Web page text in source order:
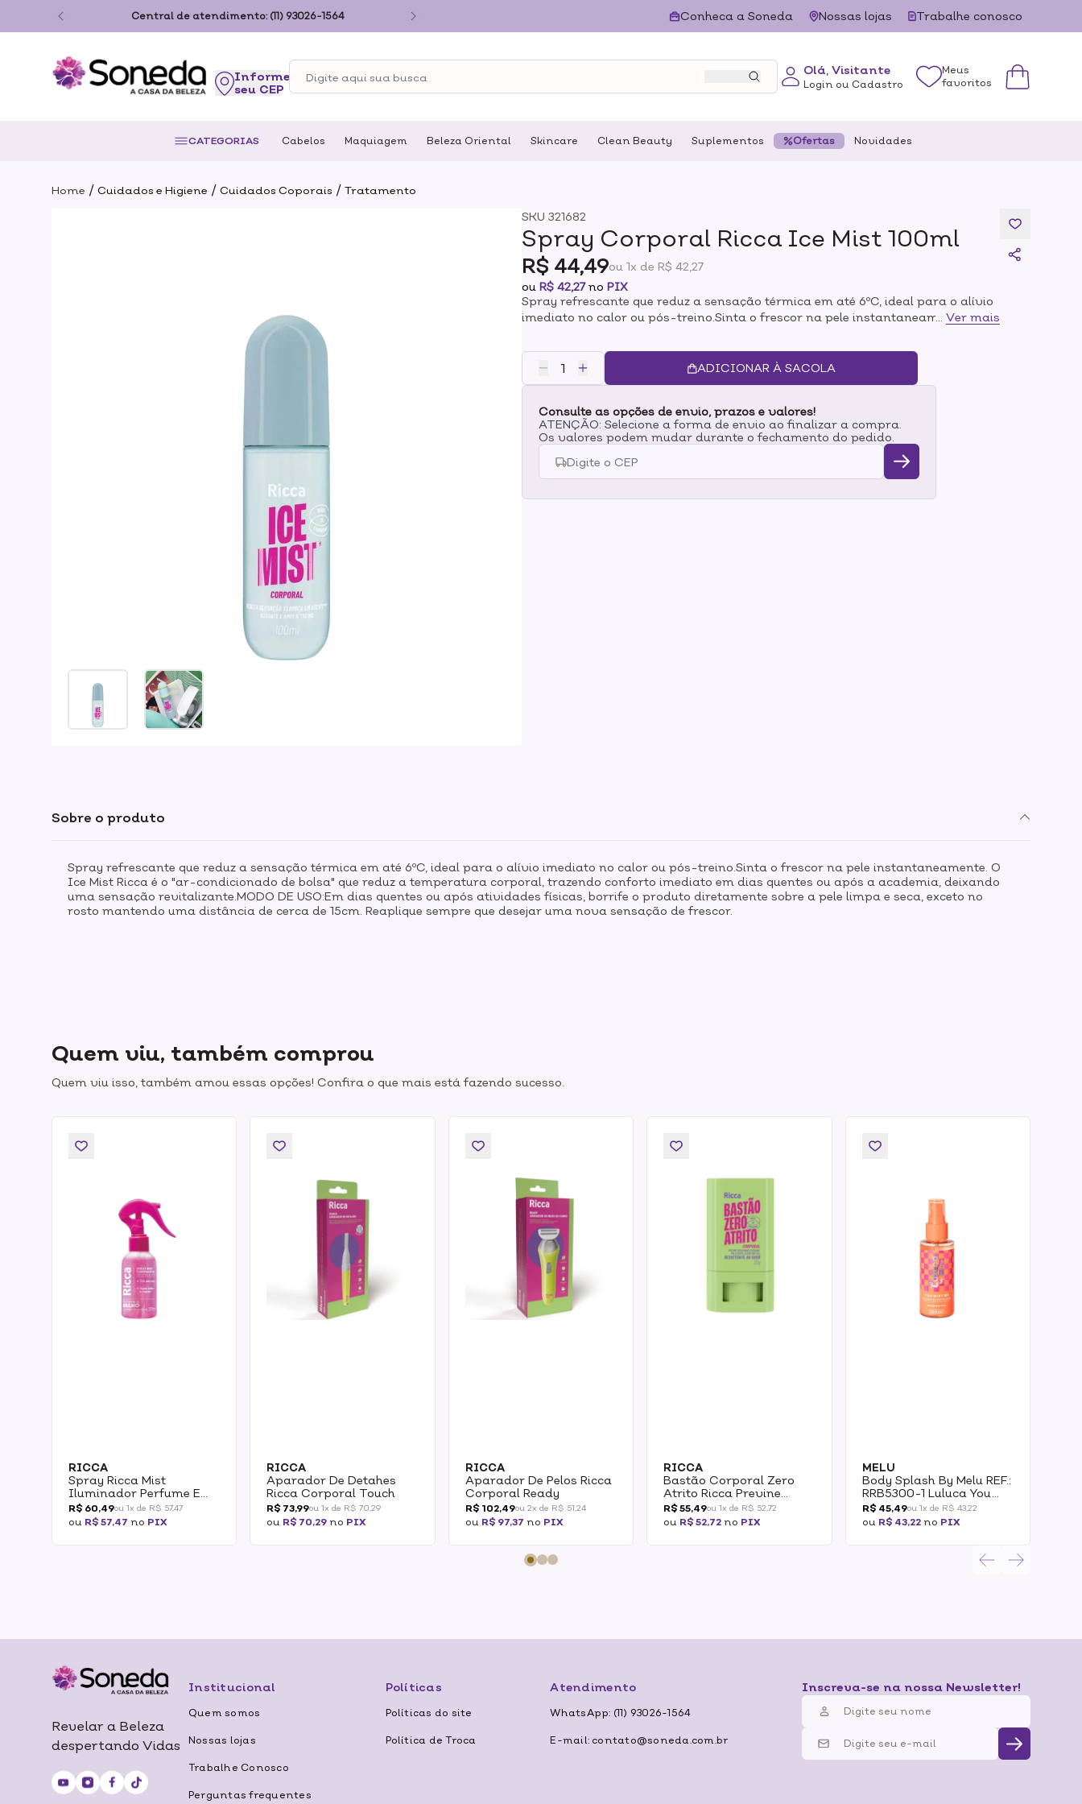
Central de atendimento: (11) 93026-1564 Conheca a Soneda Nossas lojas Trabalhe conosco
seu CEP
Olá, Visitante
Login ou Cadastro
Meus
favoritos
CATEGORIAS Cabelos Maquiagem Beleza Oriental Skincare Clean Beauty Suplementos Ofertas Novidades
Home / Cuidados e Higiene / Cuidados Coporais / Tratamento
SKU321682
Spray Corporal Ricca Ice Mist 100ml
R$ 44,49ou 1x de R$ 42,27
ouR$ 42,27noPIX
Spray refrescante que reduz a sensação térmica em até 6ºC, ideal para o alívio
imediato no calor ou pós-treino.Sinta o frescor na pele instantaneamente. O
trazendo conforto imediato em dias quentes ou após a academia, deixando
uma sensação revitalizante.MODO DE USO:Em dias quentes ou após atividades
físicas, borrife o produto diretamente sobre a pele limpa e seca, exceto no rosto
nova sensação de frescor.
Ver mais
ADICIONAR À SACOLA
Consulte as opções de envio, prazos e valores!
ATENÇÃO: Selecione a forma de envio ao finalizar a compra.
Os valores podem mudar durante o fechamento do pedido.
Sobre o produto
Spray refrescante que reduz a sensação térmica em até 6ºC, ideal para o alívio imediato no calor ou pós-treino.Sinta o frescor na pele instantaneamente. O
Ice Mist Ricca é o "ar-condicionado de bolsa" que reduz a temperatura corporal, trazendo conforto imediato em dias quentes ou após a academia, deixando
uma sensação revitalizante.MODO DE USO:Em dias quentes ou após atividades físicas, borrife o produto diretamente sobre a pele limpa e seca, exceto no
rosto mantendo uma distância de cerca de 15cm. Reaplique sempre que desejar uma nova sensação de frescor.
Quem viu, também comprou
Quem viu isso, também amou essas opções! Confira o que mais está fazendo sucesso.
RICCA
Spray Ricca Mist
Iluminador Perfume E
Brilho 100ml
R$ 60,49ou 1x de R$ 57,47
ou R$ 57,47 no PIX
RICCA
Aparador De Detahes
Ricca Corporal Touch
R$ 73,99ou 1x de R$ 70,29
ou R$ 70,29 no PIX
RICCA
Aparador De Pelos Ricca
Corporal Ready
R$ 102,49ou 2x de R$ 51,24
ou R$ 97,37 no PIX
RICCA
Bastão Corporal Zero
Atrito Ricca Previne
Assaduras 20g 1un
R$ 55,49ou 1x de R$ 52,72
ou R$ 52,72 no PIX
MELU
Body Splash By Melu REF.:
RRB5300-1 Luluca You
Mist Me Brownie Bae
100ml
R$ 45,49ou 1x de R$ 43,22
ou R$ 43,22no PIX
Revelar a Beleza
despertando Vidas
Institucional
Quem somos
Nossas lojas
Trabalhe Conosco
Perguntas frequentes
Políticas
Políticas do site
Política de Troca
Atendimento
WhatsApp: (11) 93026-1564
E-mail: contato@soneda.com.br
Inscreva-se na nossa Newsletter!